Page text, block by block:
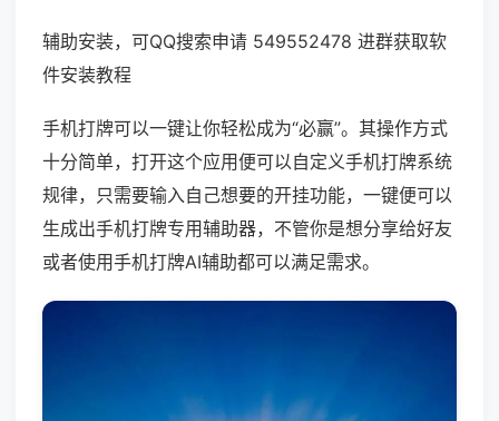
辅助安装，可QQ搜索申请 549552478 进群获取软
件安装教程
手机打牌可以一键让你轻松成为“必赢”。其操作方式
十分简单，打开这个应用便可以自定义手机打牌系统
规律，只需要输入自己想要的开挂功能，一键便可以
生成出手机打牌专用辅助器，不管你是想分享给好友
或者使用手机打牌AI辅助都可以满足需求。